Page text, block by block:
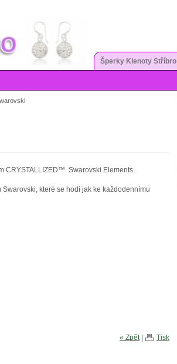
Šperky Klenoty Stříbro
CRYSTALLIZED™ Swarovski Elements.
které se hodí jak ke každodennímu
« Zpět| Tisk